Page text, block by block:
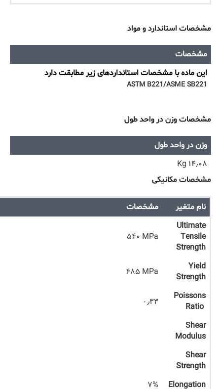
مشخصات استاندارد و مواد
مشخصات
این ماده با مشخصات استانداردهای زیر مطابقت دارد
ASTM B221/ASME SB221
مشخصات وزن در واحد طول
وزن در واحد طول
۱۴٫۰۸ Kg
مشخصات مکانیکی
نام متغیر
مشخصات
Ultimate
Tensile
Strength
۵۴۰ MPa
Yield
Strength
۴۸۵ MPa
Poissons
Ratio
۰٫۳۳
Shear
Modulus
Shear
Strength
Elongation
۷%